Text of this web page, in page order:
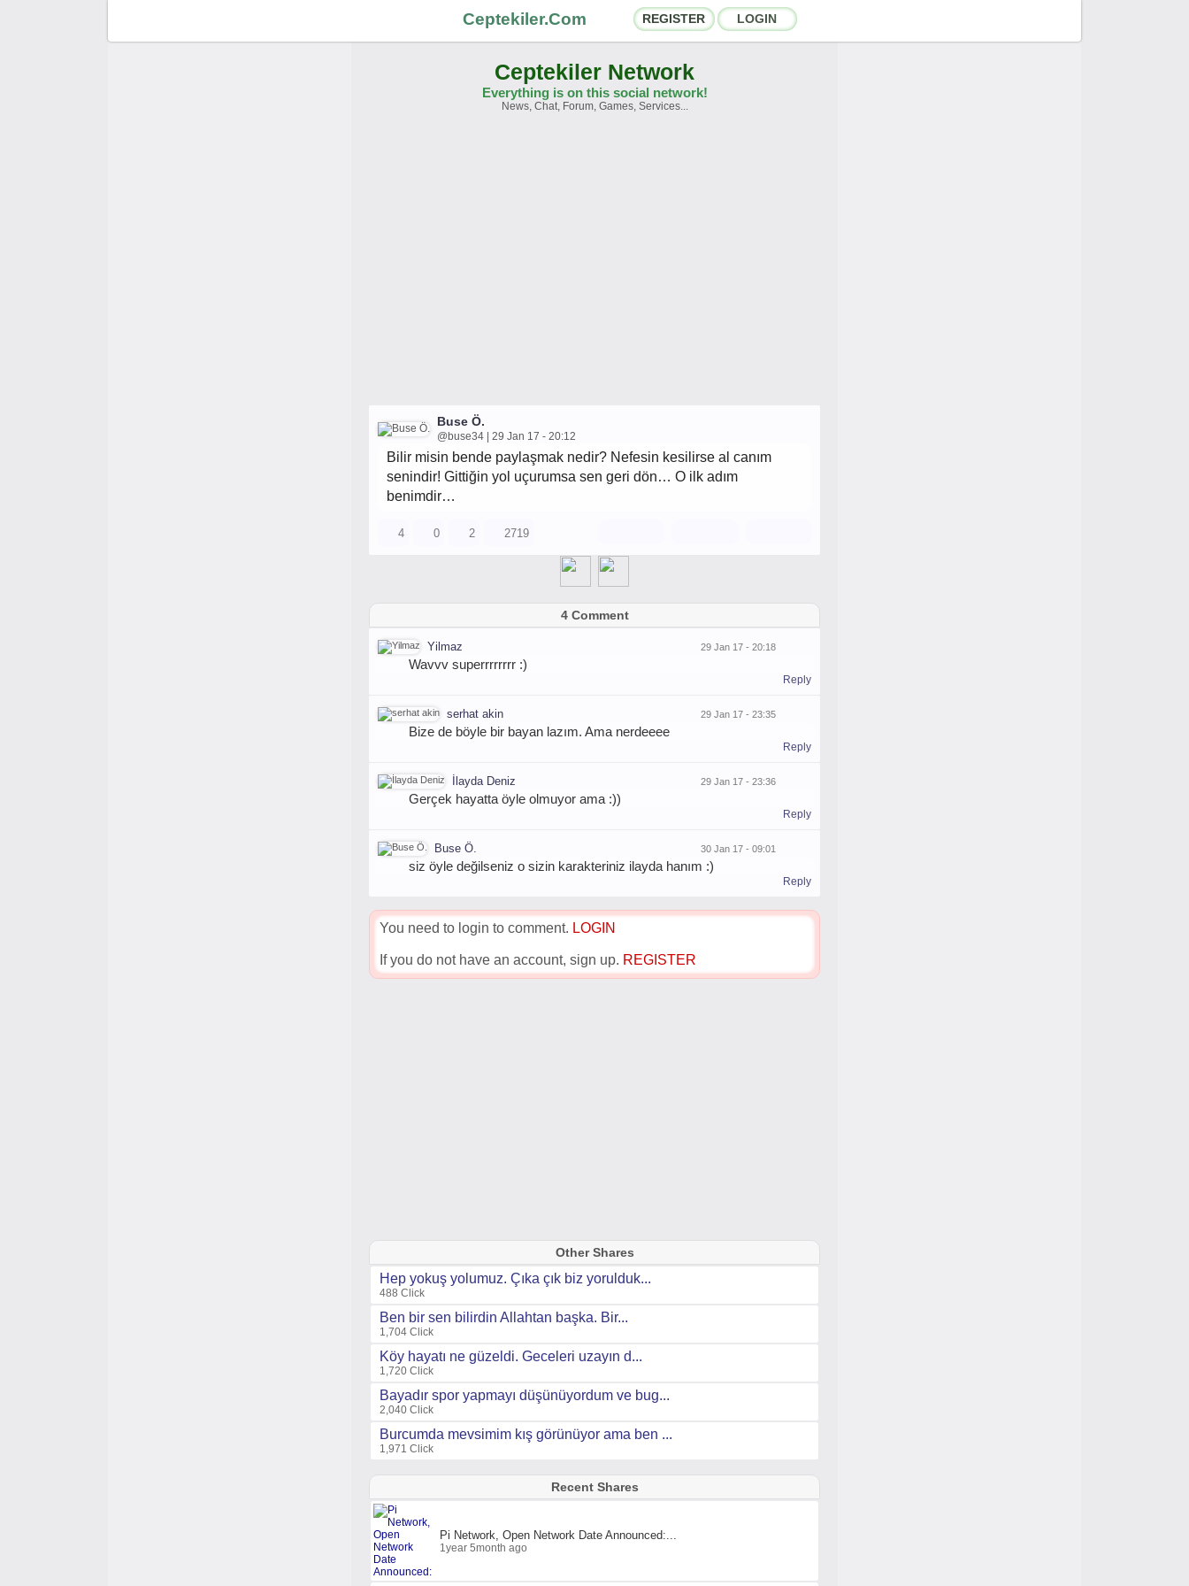
Ceptekiler.Com REGISTER LOGIN
Social Shares
Ceptekiler Network
Everything is on this social network!
News, Chat, Forum, Games, Services...
Buse Ö.
@buse34 | 29 Jan 17 - 20:12
Bilir misin bende paylaşmak nedir? Nefesin kesilirse al canım
senindir! Gittiğin yol uçurumsa sen geri dön… O ilk adım
benimdir…
4 0 2 2719
4 Comment
Yilmaz 29 Jan 17 - 20:18
Wavvv superrrrrrrr :)
Reply
serhat akin 29 Jan 17 - 23:35
Bize de böyle bir bayan lazım. Ama nerdeeee
Reply
İlayda Deniz 29 Jan 17 - 23:36
Gerçek hayatta öyle olmuyor ama :))
Reply
Buse Ö. 30 Jan 17 - 09:01
siz öyle değilseniz o sizin karakteriniz ilayda hanım :)
Reply
You need to login to comment. LOGIN
If you do not have an account, sign up. REGISTER
Other Shares
Hep yokuş yolumuz. Çıka çık biz yorulduk...
488 Click
Ben bir sen bilirdin Allahtan başka. Bir...
1,704 Click
Köy hayatı ne güzeldi. Geceleri uzayın d...
1,720 Click
Bayadır spor yapmayı düşünüyordum ve bug...
2,040 Click
Burcumda mevsimim kış görünüyor ama ben ...
1,971 Click
Recent Shares
Pi Network, Open Network Date Announced:...
1year 5month ago